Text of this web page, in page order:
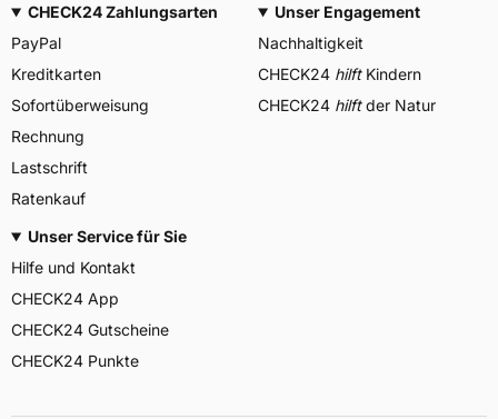
CHECK24 Zahlungsarten
PayPal
Kreditkarten
Sofortüberweisung
Rechnung
Lastschrift
Ratenkauf
Unser Engagement
Nachhaltigkeit
CHECK24 hilftKindern
CHECK24 hilftder Natur
Unser Service für Sie
Hilfe und Kontakt
CHECK24 App
CHECK24 Gutscheine
CHECK24 Punkte